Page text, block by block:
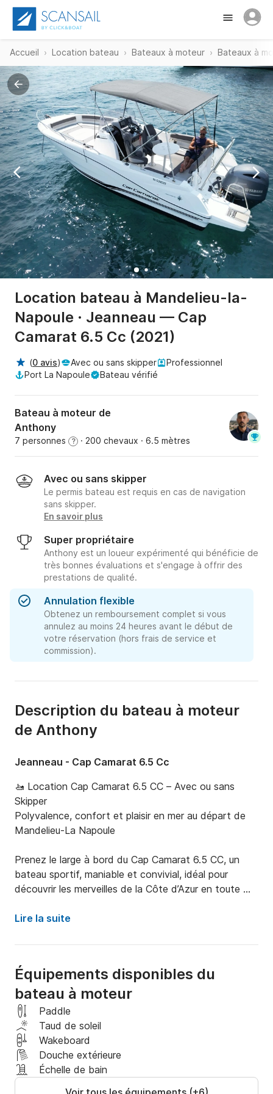
Accueil Location bateau Bateaux à moteur Bateaux à
Location bateau à Mandelieu-la-
Napoule · Jeanneau — Cap
Camarat 6.5 Cc (2021)
(0 avis) Avec ou sans skipper
Professionnel
Port La Napoule
Bateau vérifié
Bateau à moteur de
Anthony
7 personnes ? · 200 chevaux · 6.5 mètres
Avec ou sans skipper
Le permis bateau est requis en cas de navigation
sans skipper.
En savoir plus
Super propriétaire
Anthony est un loueur expérimenté qui bénéficie de
très bonnes évaluations et s'engage à offrir des
prestations de qualité.
Annulation flexible
Obtenez un remboursement complet si vous
annulez au moins 24 heures avant le début de
votre réservation (hors frais de service et
commission).
Description du bateau à moteur
de Anthony
Jeanneau - Cap Camarat 6.5 Cc
🚤 Location Cap Camarat 6.5 CC – Avec ou sans
Skipper
Polyvalence, confort et plaisir en mer au départ de
Mandelieu-La Napoule
Prenez le large à bord du Cap Camarat 6.5 CC, un
bateau sportif, maniable et convivial, idéal pour
découvrir les merveilles de la Côte d’Azur en toute
navigateurs débutants qu’aux plus expérimentés.
Parfait pour une journée farniente, une sortie sportive
ou une virée vers les criques secrètes de l’Estérel, ce
bateau est un excellent compromis entre
performance, confort et accessibilité.
🛠️ Caractéristiques techniques :
Longueur : 6,5 m
Motorisation : Yamaha 150 CV
Lire la suite
Équipements disponibles du
bateau à moteur
Paddle
Taud de soleil
Wakeboard
Douche extérieure
Échelle de bain